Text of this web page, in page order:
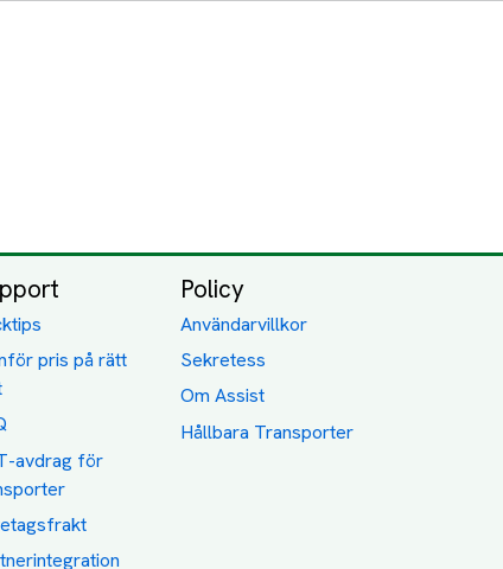
pris på rätt
avdrag för
Policy
Användarvillkor
Sekretess
Om Assist
Hållbara Transporter